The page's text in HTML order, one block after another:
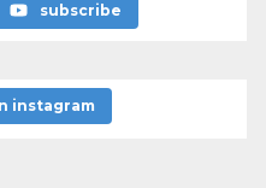
subscribe
instagram